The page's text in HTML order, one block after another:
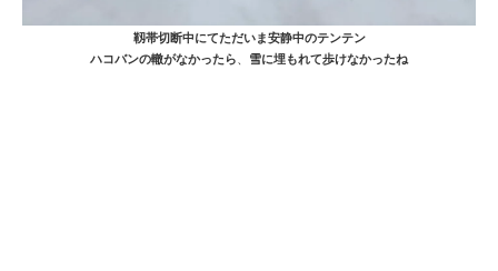
靱帯切断中にてただいま安静中のテンテン
ハコバンの轍がなかったら
雪に埋もれて歩けなかったね